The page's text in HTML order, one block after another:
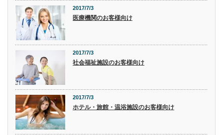
2017/7/3
医療機関のお客様向け
2017/7/3
社会福祉施設のお客様向け
2017/7/3
ホテル・旅館・温浴施設のお客様向け